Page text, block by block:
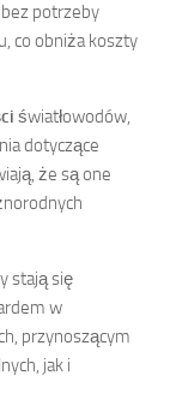
bez potrzeby
co obniża koszty
światłowodów,
dotyczące
że są one
stają się
w
przynoszącym
jak i